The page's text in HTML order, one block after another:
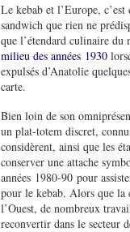
Le kebab et l’Europe,
sandwich que rien ne
que l’étendard culinaire du
milieu des années 1930
expulsés d’Anatolie
carte.
Bien loin de son
un plat-totem discret,
considèrent, ainsi que les
conserver une attache
années 1980-90 pour
pour le kebab. Alors que la
l’Ouest, de nombreux
reconvertir dans le secteur